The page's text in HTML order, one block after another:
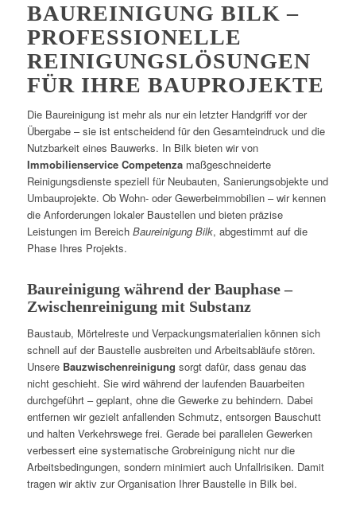
BAUREINIGUNG BILK –
PROFESSIONELLE
REINIGUNGSLÖSUNGEN
FÜR IHRE BAUPROJEKTE
Die Baureinigung ist mehr als nur ein letzter Handgriff vor der
Übergabe – sie ist entscheidend für den Gesamteindruck und die
Nutzbarkeit eines Bauwerks. In Bilk bieten wir von
Immobilienservice Competenzamaßgeschneiderte
Reinigungsdienste speziell für Neubauten, Sanierungsobjekte und
Umbauprojekte. Ob Wohn- oder Gewerbeimmobilien – wir kennen
die Anforderungen lokaler Baustellen und bieten präzise
Leistungen im Bereich Baureinigung Bilk, abgestimmt auf die
Phase Ihres Projekts.
Baureinigung während der Bauphase –
Zwischenreinigung mit Substanz
Baustaub, Mörtelreste und Verpackungsmaterialien können sich
schnell auf der Baustelle ausbreiten und Arbeitsabläufe stören.
Unsere Bauzwischenreinigung sorgt dafür, dass genau das
nicht geschieht. Sie wird während der laufenden Bauarbeiten
durchgeführt – geplant, ohne die Gewerke zu behindern. Dabei
entfernen wir gezielt anfallenden Schmutz, entsorgen Bauschutt
und halten Verkehrswege frei. Gerade bei parallelen Gewerken
verbessert eine systematische Grobreinigung nicht nur die
Arbeitsbedingungen, sondern minimiert auch Unfallrisiken. Damit
tragen wir aktiv zur Organisation Ihrer Baustelle in Bilk bei.